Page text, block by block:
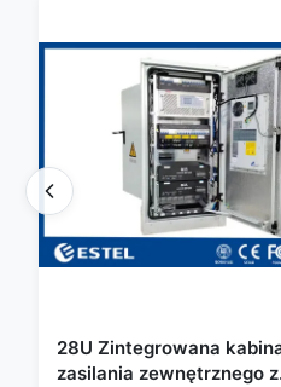
28U Zintegrowana
zasilania zewnętrznego z